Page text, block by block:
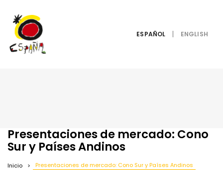
ESPAÑOL
Presentaciones de mercado: Cono
Sur y Países Andinos
Inicio Presentaciones de mercado: Cono Sur y Países Andinos